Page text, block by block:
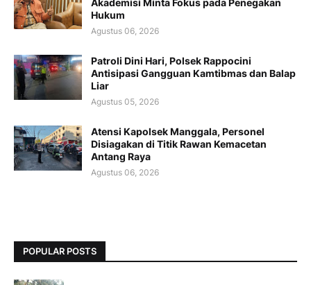
Hukum
Agustus 06, 2026
Patroli Dini Hari, Polsek Rappocini
Antisipasi Gangguan Kamtibmas dan Balap
Liar
Agustus 05, 2026
Atensi Kapolsek Manggala, Personel
Disiagakan di Titik Rawan Kemacetan
Antang Raya
Agustus 06, 2026
POPULAR POSTS